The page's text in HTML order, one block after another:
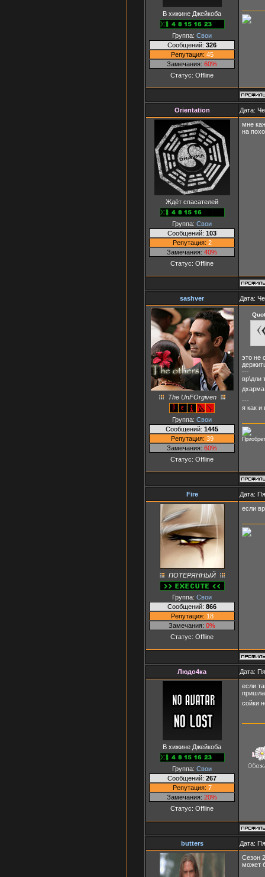
В хижине Джейкоба
Группа: Свои
Сообщений: 326
Репутация: 45
Замечания: 60%
Статус: Offline
Orientation Дата:
Ждёт спасателей
Группа: Свои
Сообщений: 103
Репутация: 2
Замечания: 40%
Статус: Offline
мне
на
sashver Дата:
The UnFOrgiven
Группа: Свои
Сообщений: 1445
Репутация: 39
Замечания: 60%
Статус: Offline
это не
---
вр\дли
---
я как
Fire Дата:
ПОТЕРЯННЫЙ
Группа: Свои
Сообщений: 866
Репутация: 18
Замечания: 0%
Статус: Offline
если
Людо4ка Дата:
В хижине Джейкоба
Группа: Свои
Сообщений: 267
Репутация: 7
Замечания: 20%
Статус: Offline
если
сойки
butters
Дата:
Сезон
может